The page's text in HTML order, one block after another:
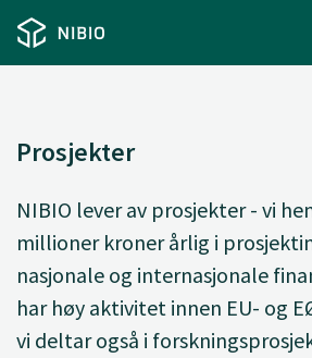
Prosjekter
NIBIO lever av prosjekter - vi
millioner kroner årlig i
nasjonale og internasjonale
har høy aktivitet innen EU- og
vi deltar også i